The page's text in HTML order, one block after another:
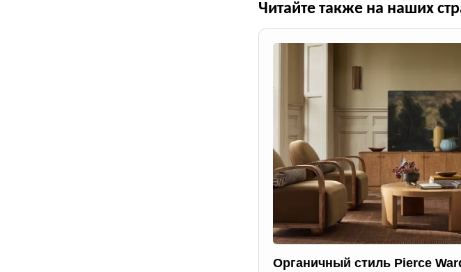
Читайте также на наших
Органичный стиль Pierce